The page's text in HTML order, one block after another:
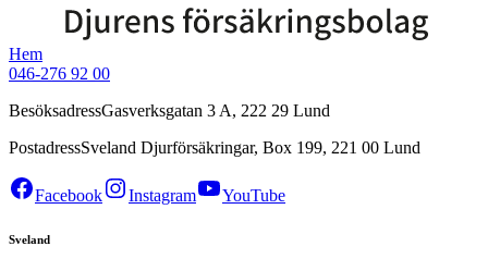
Hem
046-276 92 00
BesöksadressGasverksgatan 3 A, 222 29 Lund
PostadressSveland Djurförsäkringar, Box 199, 221 00 Lund
Facebook Instagram YouTube
Sveland